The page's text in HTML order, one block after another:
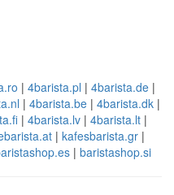
| 4barista.pl | 4barista.de|
| 4barista.be| 4barista.dk|
| 4barista.lv | 4barista.lt |
| kafesbarista.gr |
| baristashop.si